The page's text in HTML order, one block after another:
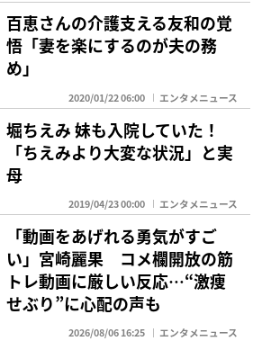
百恵さんの介護支える友和の覚
悟「妻を楽にするのが夫の務
め」
2020/01/22 06:00 エンタメニュース
堀ちえみ 妹も入院していた！
「ちえみより大変な状況」と実
母
2019/04/23 00:00 エンタメニュース
「動画をあげれる勇気がすご
い」宮崎麗果 コメ欄開放の筋
トレ動画に厳しい反応…“激痩
せぶり”に心配の声も
2026/08/06 16:25 エンタメニュース